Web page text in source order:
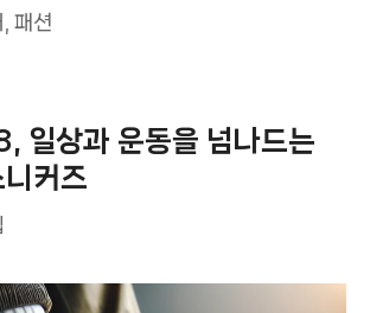
패션
일상과 운동을 넘나드는
커즈